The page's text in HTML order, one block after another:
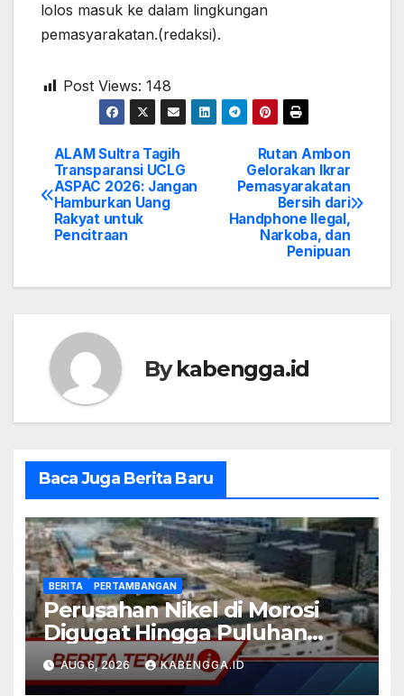
lolos masuk ke dalam lingkungan
pemasyarakatan.(redaksi).
Post Views: 148
Post
navigation
Rutan Ambon
Gelorakan Ikrar
Pemasyarakatan
Bersih dari
Handphone Ilegal,
Narkoba, dan
Penipuan
ALAM Sultra Tagih
Transparansi UCLG
ASPAC 2026: Jangan
Hamburkan Uang
Rakyat untuk
Pencitraan
Bykabengga.id
Baca Juga Berita Baru
BERITA PERTAMBANGAN
Perusahan Nikel di Morosi
Digugat Hingga Puluhan
Miliar
AUG 6, 2026 KABENGGA.ID